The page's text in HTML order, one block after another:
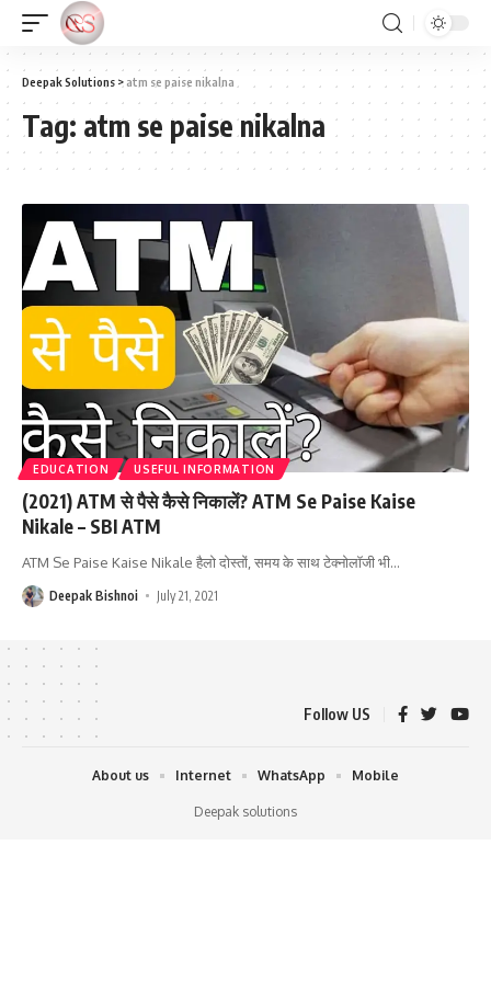
Deepak Solutions > atm se paise nikalna
Tag: atm se paise nikalna
EDUCATION USEFUL INFORMATION
(2021) ATM से पैसे कैसे निकालें? ATM Se Paise Kaise
Nikale – SBI ATM
ATM Se Paise Kaise Nikale हैलो दोस्तों, समय के साथ टेक्नोलॉजी भी…
Deepak Bishnoi July 21, 2021
Follow US
Deepak solutions
About us Internet WhatsApp Mobile